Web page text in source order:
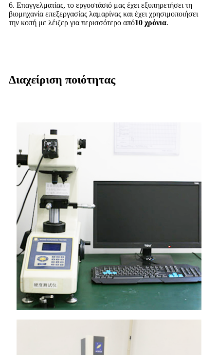
6. Επαγγελματίας, το εργοστάσιό μας έχει εξυπηρετήσει τη
βιομηχανία επεξεργασίας λαμαρίνας και έχει χρησιμοποιήσει
την κοπή με λέιζερ για περισσότερο από10 χρόνια.
Διαχείριση ποιότητας